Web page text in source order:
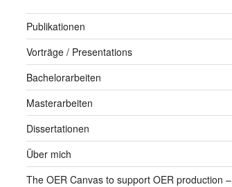
Publikationen
Vorträge / Presentations
Bachelorarbeiten
Masterarbeiten
Dissertationen
Über mich
The OER Canvas to support OER production –